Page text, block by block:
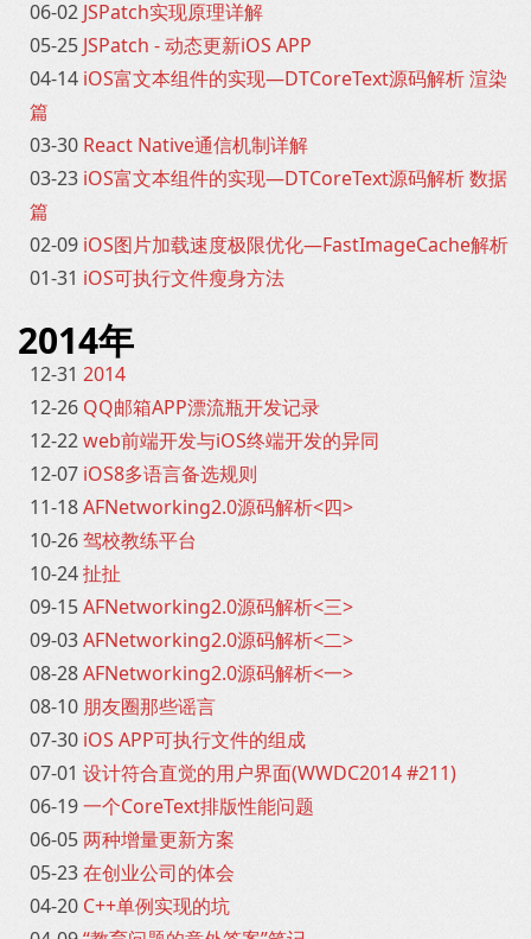
06-02 JSPatch实现原理详解
05-25 JSPatch - 动态更新iOS APP
04-14 iOS富文本组件的实现—DTCoreText源码解析 渲染
篇
03-30 React Native通信机制详解
03-23 iOS富文本组件的实现—DTCoreText源码解析 数据
篇
02-09 iOS图片加载速度极限优化—FastImageCache解析
01-31 iOS可执行文件瘦身方法
2014年
12-31 2014
12-26 QQ邮箱APP漂流瓶开发记录
12-22web前端开发与iOS终端开发的异同
12-07 iOS8多语言备选规则
11-18AFNetworking2.0源码解析<四>
10-26驾校教练平台
10-24扯扯
09-15AFNetworking2.0源码解析<三>
09-03AFNetworking2.0源码解析<二>
08-28AFNetworking2.0源码解析<一>
08-10 朋友圈那些谣言
07-30 iOS APP可执行文件的组成
07-01 设计符合直觉的用户界面(WWDC2014 #211)
06-19一个CoreText排版性能问题
06-05两种增量更新方案
05-23在创业公司的体会
04-20 C++单例实现的坑